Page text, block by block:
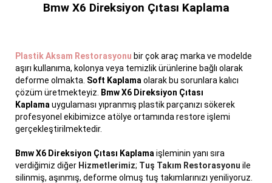
Bmw X6 Direksiyon Çıtası Kaplama
Plastik Aksam Restorasyonu bir çok araç marka ve modelde
aşırı kullanıma, kolonya veya temizlik ürünlerine bağlı olarak
deforme olmakta. Soft Kaplama olarak bu sorunlara kalıcı
çözüm üretmekteyiz.
Bmw X6 Direksiyon Çıtası
Kaplama uygulaması yıpranmış plastik parçanızı sökerek
profesyonel ekibimizce atölye ortamında restore işlemi
gerçekleştirilmektedir.
Bmw X6 Direksiyon Çıtası Kaplama işleminin yanı sıra
verdiğimiz diğer Hizmetlerimiz; Tuş Takım Restorasyonu ile
silinmiş, aşınmış, deforme olmuş tuş takımlarınızı yeniliyoruz.